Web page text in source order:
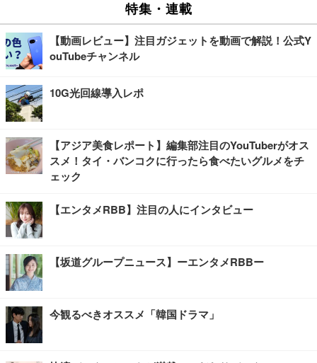
特集・連載
【動画レビュー】注目ガジェットを動画で解説！公式Y
ouTubeチャンネル
10G光回線導入レポ
【アジア美食レポート】編集部注目のYouTuberがオス
スメ！タイ・バンコクに行ったら食べたいグルメをチ
ェック
【エンタメRBB】注目の人にインタビュー
【坂道グループニュース】ーエンタメRBBー
今観るべきオススメ「韓国ドラマ」